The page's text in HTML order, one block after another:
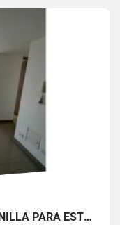
APARTAMENTO EN VENTA MARINILLA PARA ESTRENAR